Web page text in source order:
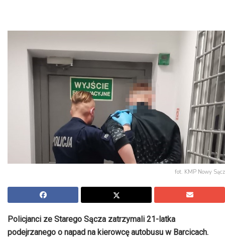
fot. KMP Nowy Sącz
Policjanci ze Starego Sącza zatrzymali 21-latka
podejrzanego o napad na kierowcę autobusu w Barcicach.